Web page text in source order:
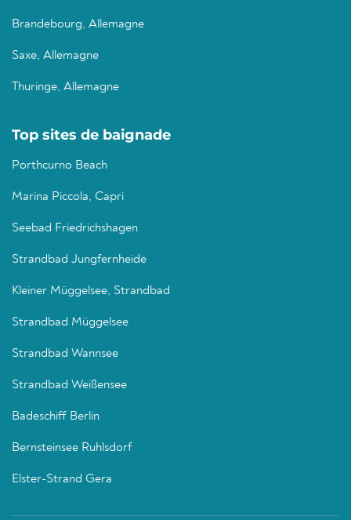
Brandebourg, Allemagne
Saxe, Allemagne
Thuringe, Allemagne
Top sites de baignade
Porthcurno Beach
Marina Piccola, Capri
Seebad Friedrichshagen
Strandbad Jungfernheide
Kleiner Müggelsee, Strandbad
Strandbad Müggelsee
Strandbad Wannsee
Strandbad Weißensee
Badeschiff Berlin
Bernsteinsee Ruhlsdorf
Elster-Strand Gera